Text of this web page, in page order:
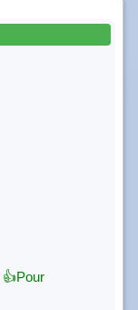
👍Pour